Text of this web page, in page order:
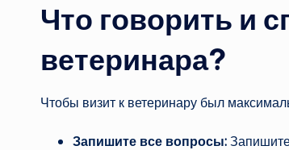
Что говорить и
ветеринара?
Чтобы визит к ветеринару был
Запишите все вопросы: